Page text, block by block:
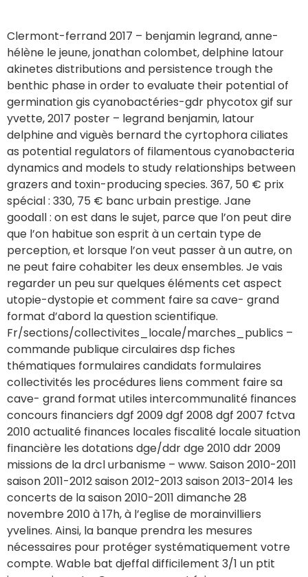
Clermont-ferrand 2017 – benjamin legrand, anne-
hélène le jeune, jonathan colombet, delphine latour
akinetes distributions and persistence trough the
benthic phase in order to evaluate their potential of
germination gis cyanobactéries-gdr phycotox gif sur
yvette, 2017 poster – legrand benjamin, latour
delphine and viguès bernard the cyrtophora ciliates
as potential regulators of filamentous cyanobacteria
dynamics and models to study relationships between
grazers and toxin-producing species. 367, 50 € prix
spécial : 330, 75 € banc urbain prestige. Jane
goodall : on est dans le sujet, parce que l’on peut dire
que l’on habitue son esprit à un certain type de
perception, et lorsque l’on veut passer à un autre, on
ne peut faire cohabiter les deux ensembles. Je vais
regarder un peu sur quelques éléments cet aspect
utopie-dystopie et comment faire sa cave- grand
format d’abord la question scientifique.
Fr/sections/collectivites_locale/marches_publics –
commande publique circulaires dsp fiches
thématiques formulaires candidats formulaires
collectivités les procédures liens comment faire sa
cave- grand format utiles intercommunalité finances
concours financiers dgf 2009 dgf 2008 dgf 2007 fctva
2010 actualité finances locales fiscalité locale situation
financière les dotations dge/ddr dge 2010 ddr 2009
missions de la drcl urbanisme – www. Saison 2010-2011
saison 2011-2012 saison 2012-2013 saison 2013-2014 les
concerts de la saison 2010-2011 dimanche 28
novembre 2010 à 17h, à l’eglise de morainvilliers
yvelines. Ainsi, la banque prendra les mesures
nécessaires pour protéger systématiquement votre
compte. Wable bat djeffal difficilement 3/1 un ptit